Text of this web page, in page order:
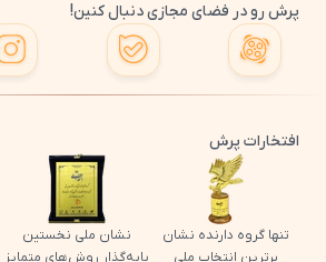
پرش رو در فضای مجازی دنبال کنین!
افتخارات پرش
تنها گروه دارنده نشان
برترین انتخاب ملی
نشان ملی نخستین
پایه‌گذار روش‌های متمایز